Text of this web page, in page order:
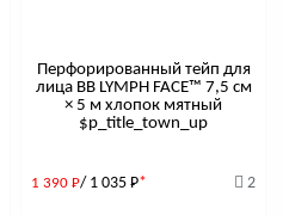
Перфорированный тейп для
лица BB LYMPH FACE™ 7,5 см
× 5 м хлопок мятный
$р_title_town_up
1 390 Р/ 1 035 Р* 2